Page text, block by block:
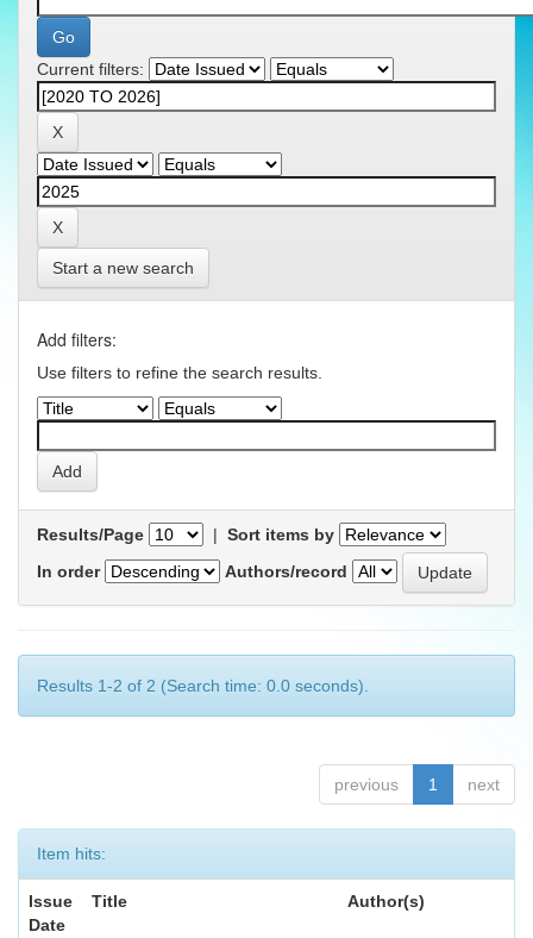
Current filters:
Start a new search
Add filters:
Use filters to refine the search results.
Results/Page | Sort items by
In order
Authors/record
Results 1-2 of 2 (Search time: 0.0 seconds).
previous 1 next
Item hits:
Issue
Date
Title Author(s)